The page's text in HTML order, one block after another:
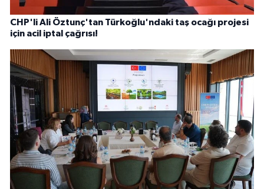
CHP'li Ali Öztunç'tan Türkoğlu'ndaki taş ocağı projesi
için acil iptal çağrısı!